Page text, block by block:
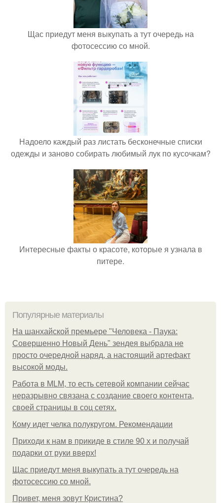
Щас приедут меня выкупать а тут очередь на
фотосессию со мной.
Надоело каждый раз листать бесконечные списки
одежды и заново собирать любимый лук по кусочкам?
Интересные факты о красоте, которые я узнала в
питере.
Популярные материалы
На шанхайской премьере "Человека - Паука:
Совершенно Новый День" зендея выбрала не
просто очередной наряд, а настоящий артефакт
высокой моды.
Работа в MLM, то есть сетевой компании сейчас
неразрывно связана с создание своего контента,
своей страницы в соц сетях.
Кому идет челка полукругом. Рекомендации
Приходи к нам в прикиде в стиле 90 х и получай
подарки от руки вверх!
Щас приедут меня выкупать а тут очередь на
фотосессию со мной.
Привет, меня зовут Кристина?